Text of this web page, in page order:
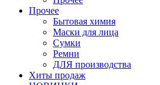
Прочее
Бытовая химия
Маски для лица
Сумки
Ремни
ДЛЯ производства
Хиты продаж